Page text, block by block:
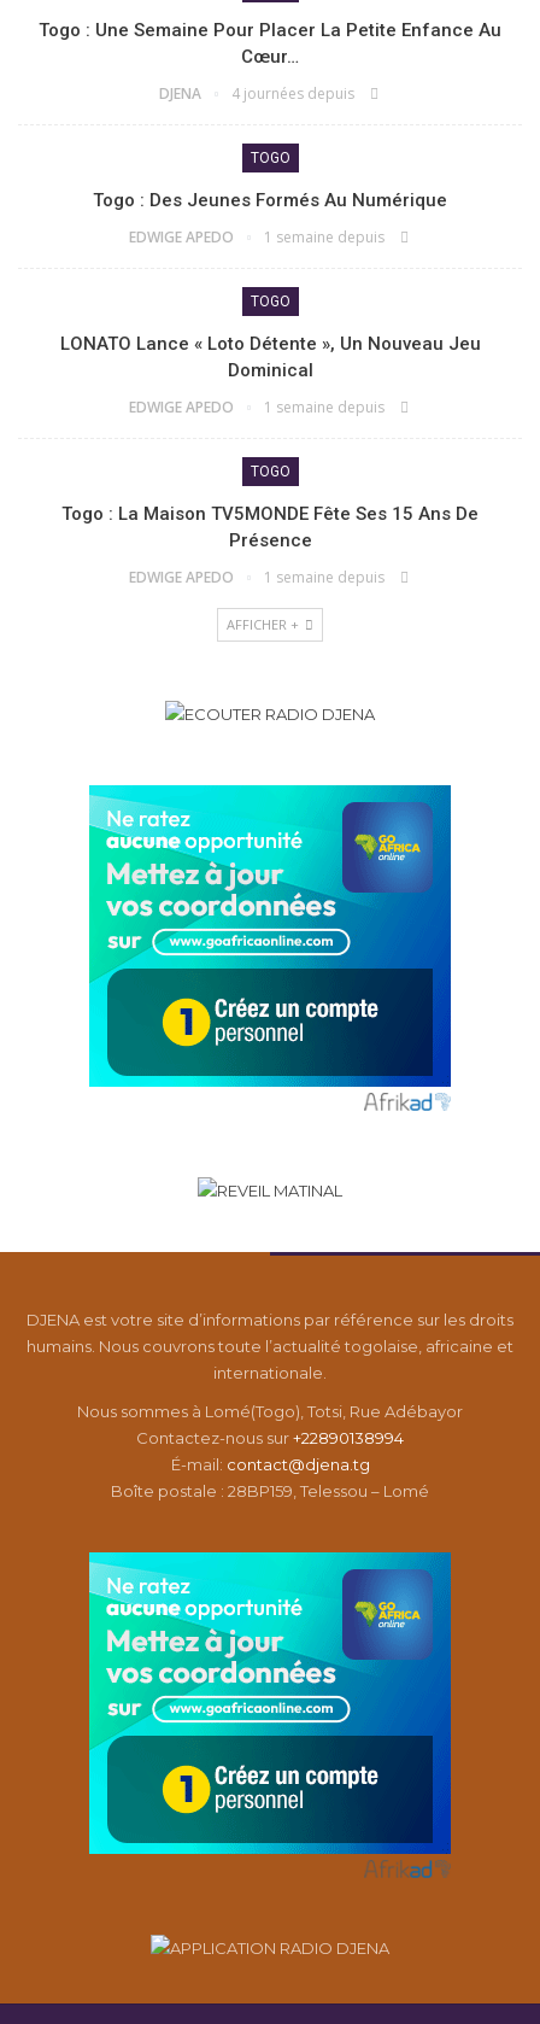
Togo : Une Semaine Pour Placer La Petite Enfance Au
Cœur…
DJENA 4 journées depuis
TOGO
Togo : Des Jeunes Formés Au Numérique
EDWIGE APEDO 1 semaine depuis
TOGO
LONATO Lance « Loto Détente », Un Nouveau Jeu
Dominical
EDWIGE APEDO 1 semaine depuis
TOGO
Togo : La Maison TV5MONDE Fête Ses 15 Ans De
Présence
EDWIGE APEDO 1 semaine depuis
AFFICHER +
DJENA est votre site d’informations par référence sur les droits
humains. Nous couvrons toute l’actualité togolaise, africaine et
internationale.
Nous sommes à Lomé(Togo), Totsi, Rue Adébayor
Contactez-nous sur+22890138994
É-mail: contact@djena.tg
Boîte postale : 28BP159, Telessou – Lomé